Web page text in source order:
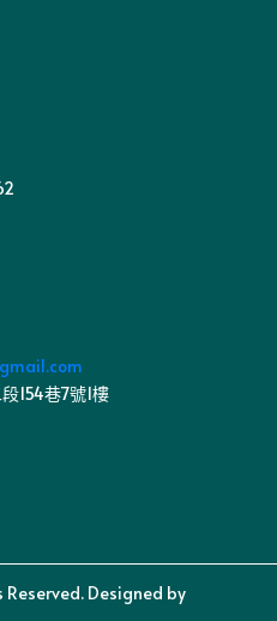
154巷7號1樓
Designed by